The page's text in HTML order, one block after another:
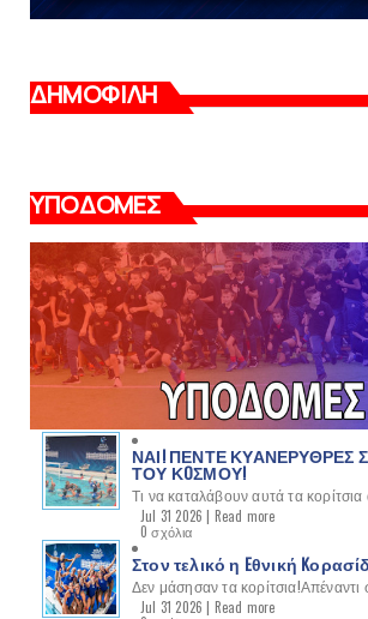
ΔΗΜΟΦΙΛΗ
ΥΠΟΔΟΜΕΣ
ΝΑΙ! ΠΕΝΤΕ ΚΥΑΝΕΡΥΘΡΕΣ
ΤΟΥ ΚOΣΜΟΥ!
Τι να καταλάβουν αυτά τα
Jul 31 2026 | Read more
0 σχόλια
Στον τελικό η Eθνική
Δεν μάσησαν τα κορίτσια!Απέναντι
Jul 31 2026 | Read more